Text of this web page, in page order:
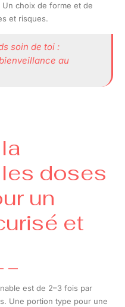
Un choix de forme et de
et risques.
soin de toi :
au
doses
un
et
est de 2–3 fois par
Une portion type pour une